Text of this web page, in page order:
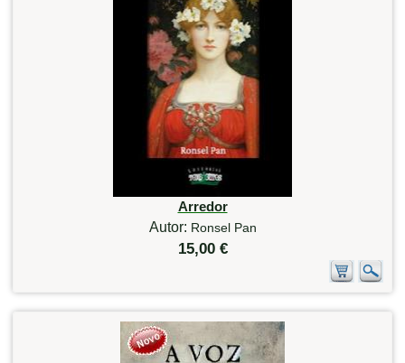
Arredor
Autor: Ronsel Pan
15,00 €